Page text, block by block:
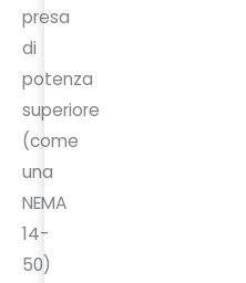
presa
di
potenza
superiore
(come
una
NEMA
14-
50)